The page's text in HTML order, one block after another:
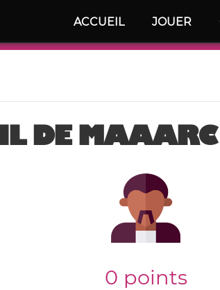
ACCUEIL JOUER
DE
0 points